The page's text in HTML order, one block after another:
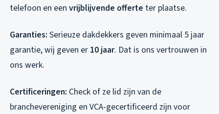
telefoon en een vrijblijvende offerte ter plaatse.
Garanties: Serieuze dakdekkers geven minimaal 5 jaar
garantie, wij geven er 10 jaar. Dat is ons vertrouwen in
ons werk.
Certificeringen: Check of ze lid zijn van de
branchevereniging en VCA-gecertificeerd zijn voor